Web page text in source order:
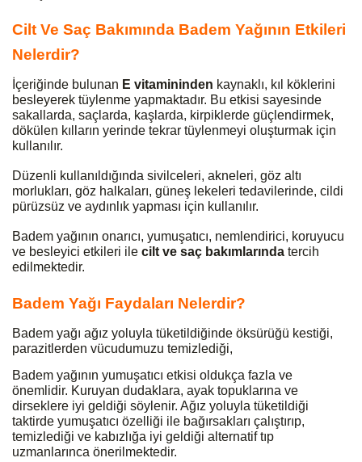
Cilt Ve Saç Bakımında Badem Yağının Etkileri
Nelerdir?
İçeriğinde bulunan E vitamininden kaynaklı, kıl köklerini
besleyerek tüylenme yapmaktadır. Bu etkisi sayesinde
sakallarda, saçlarda, kaşlarda, kirpiklerde güçlendirmek,
dökülen kılların yerinde tekrar tüylenmeyi oluşturmak için
kullanılır.
Düzenli kullanıldığında sivilceleri, akneleri, göz altı
morlukları, göz halkaları, güneş lekeleri tedavilerinde, cildi
pürüzsüz ve aydınlık yapması için kullanılır.
Badem yağının onarıcı, yumuşatıcı, nemlendirici, koruyucu
ve besleyici etkileri ile cilt ve saç bakımlarında tercih
edilmektedir.
Badem Yağı Faydaları Nelerdir?
Badem yağı ağız yoluyla tüketildiğinde öksürüğü kestiği,
parazitlerden vücudumuzu temizlediği,
Badem yağının yumuşatıcı etkisi oldukça fazla ve
önemlidir. Kuruyan dudaklara, ayak topuklarına ve
dirseklere iyi geldiği söylenir. Ağız yoluyla tüketildiği
taktirde yumuşatıcı özelliği ile bağırsakları çalıştırıp,
temizlediği ve kabızlığa iyi geldiği alternatif tıp
uzmanlarınca önerilmektedir.